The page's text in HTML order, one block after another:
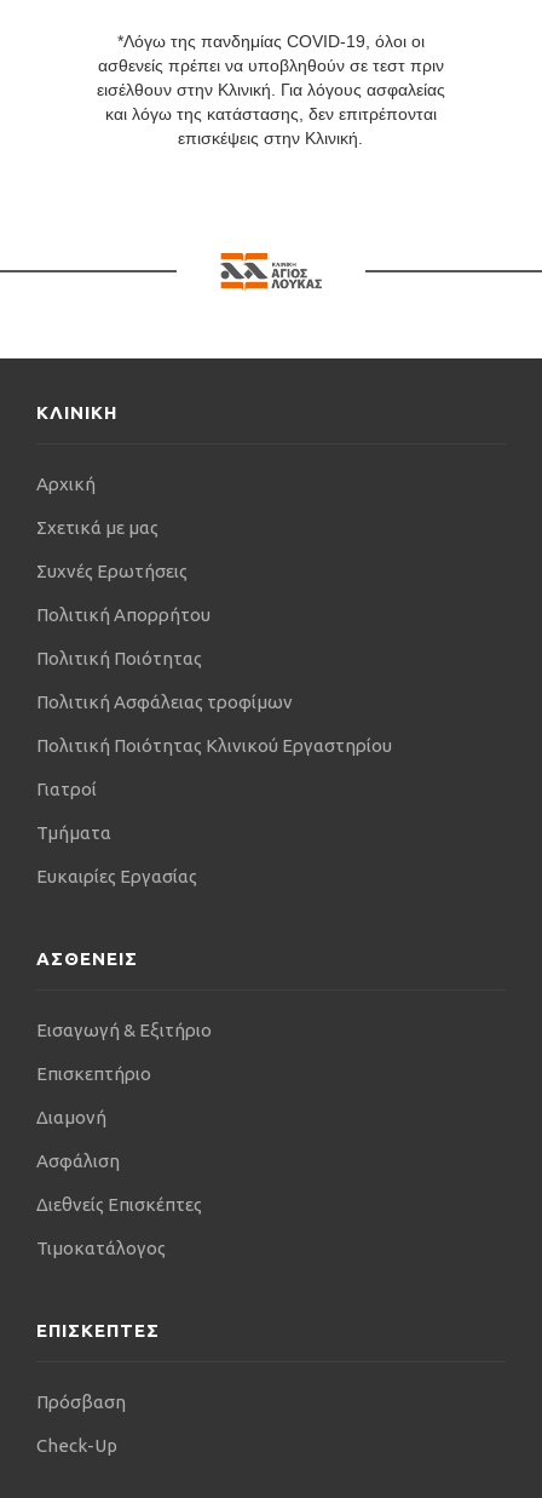
*Λόγω της πανδημίας COVID-19, όλοι οι
ασθενείς πρέπει να υποβληθούν σε τεστ πριν
εισέλθουν στην Κλινική. Για λόγους ασφαλείας
και λόγω της κατάστασης, δεν επιτρέπονται
επισκέψεις στην Κλινική.
ΚΛΙΝΙΚΗ
Αρχική
Σχετικά με μας
Συχνές Ερωτήσεις
Πολιτική Απορρήτου
Πολιτική Ποιότητας
Πολιτική Ασφάλειας τροφίμων
Πολιτική Ποιότητας Κλινικού Εργαστηρίου
Γιατροί
Τμήματα
Ευκαιρίες Εργασίας
ΑΣΘΕΝΕΙΣ
Εισαγωγή & Εξιτήριο
Επισκεπτήριο
Διαμονή
Ασφάλιση
Διεθνείς Επισκέπτες
Τιμοκατάλογος
ΕΠΙΣΚΕΠΤΕΣ
Πρόσβαση
Check-Up